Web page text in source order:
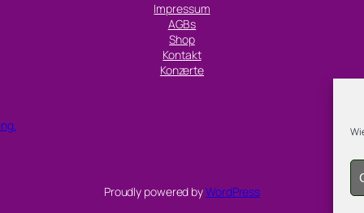
Impressum
AGBs
Shop
Kontakt
Konzerte
Proudly powered byWordPress